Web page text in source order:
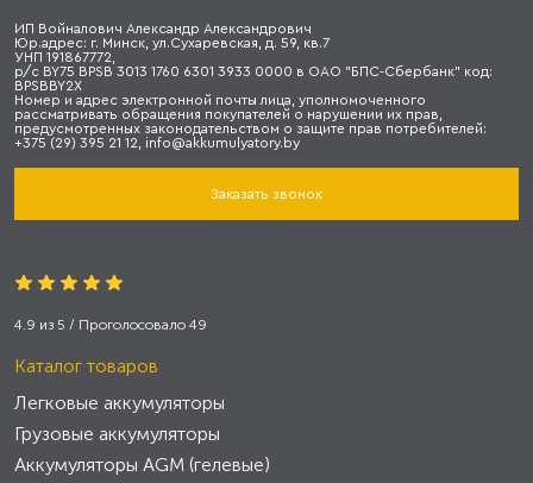
ИП Войналович Александр Александрович
Юр.адрес: г. Минск, ул.Сухаревская, д. 59, кв.7
УНП 191867772,
р/с BY75 BPSB 3013 1760 6301 3933 0000 в ОАО "БПС-Сбербанк" код:
BPSBBY2X
Номер и адрес электронной почты лица, уполномоченного
рассматривать обращения покупателей о нарушении их прав,
предусмотренных законодательством о защите прав потребителей:
+375 (29) 395 21 12, info@akkumulyatory.by
Заказать звонок
4.9 из 5 / Проголосовало 49
Каталог товаров
Легковые аккумуляторы
Грузовые аккумуляторы
Аккумуляторы AGM (гелевые)